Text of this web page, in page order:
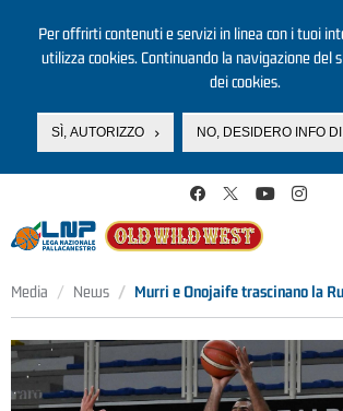
Per offrirti contenuti e servizi in linea con i tuoi
utilizza cookies. Continuando la navigazione del
dei cookies.
SÌ, AUTORIZZO NO, DESIDERO INFO
Media News Murri e Onojaife trascinano la